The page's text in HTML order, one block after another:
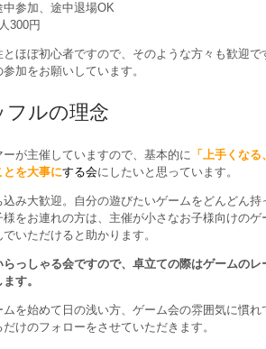
中参加、途中退場OK
300円
とほぼ初心者ですので、そのような方々も歓迎
加をお願いしています。
フルの理念
ーが主催していますので、基本的に 「上手くな
とを大事にする会にしたいと思っています。
み大歓迎。自分の遊びたいゲームをどんどん持
様をお連れの方は、主催が小さなお子様向けの
いただけると助かります。
らっしゃる会ですので、卓立ての際はゲームの
す。
ムを始めて日の浅い方、ゲーム会の雰囲気に慣
けのフォローをさせていただきます。